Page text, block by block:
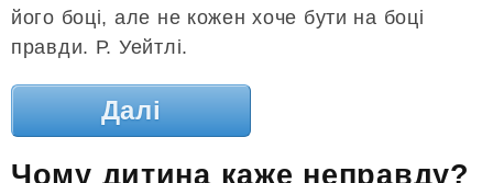
його боці, але не кожен хоче бути на боці
правди. Р. Уейтлі.
Далі
Чому дитина каже неправду?